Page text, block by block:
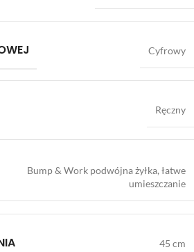
Cyfrowy
Ręczny
Bump & Work podwójna żyłka, łatwe
umieszczanie
45 cm